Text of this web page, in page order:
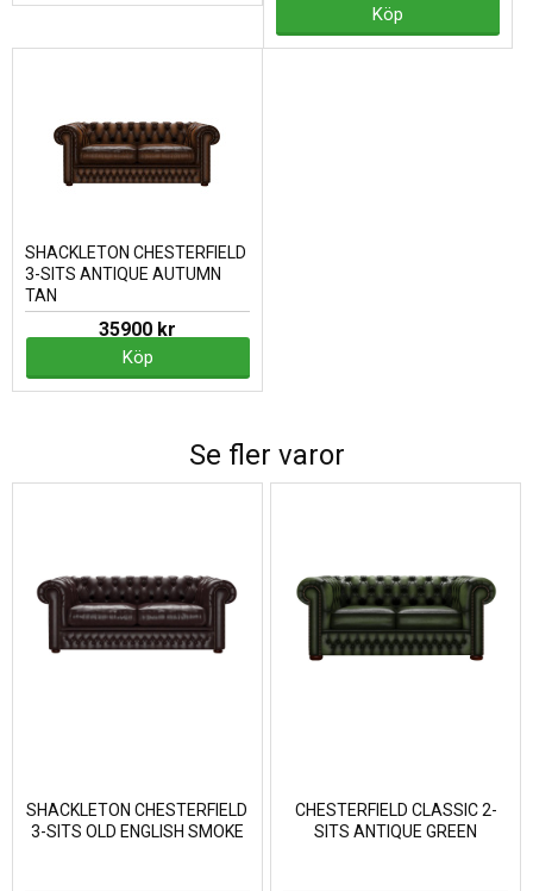
Köp
SHACKLETON CHESTERFIELD
3-SITS ANTIQUE AUTUMN
TAN
35900 kr
Köp
Se fler varor
SHACKLETON CHESTERFIELD
3-SITS OLD ENGLISH SMOKE
CHESTERFIELD CLASSIC 2-
SITS ANTIQUE GREEN